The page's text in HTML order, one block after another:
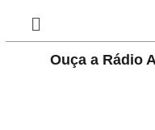
Ouça a Rádio